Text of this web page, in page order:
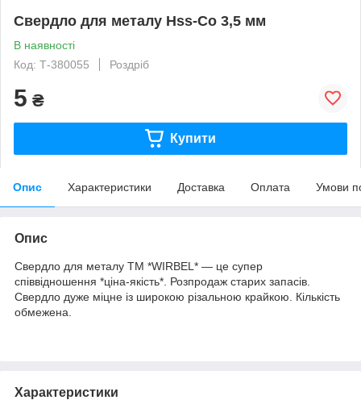
Свердло для металу Hss-Co 3,5 мм
В наявності
Код: Т-380055
Роздріб
5 ₴
Купити
Опис Характеристики Доставка Оплата Умови
Опис
Свердло для металу ТМ *WIRBEL* — це супер
співвідношення *ціна-якість*. Розпродаж старих запасів.
Свердло дуже міцне із широкою різальною крайкою. Кількість
обмежена.
Характеристики